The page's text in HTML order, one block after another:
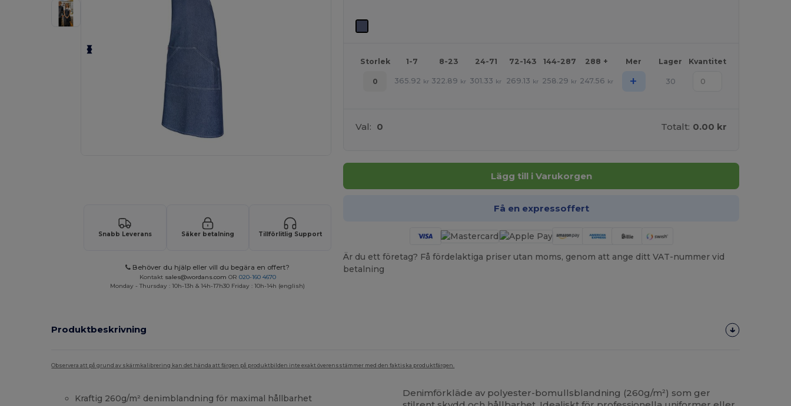
Snabb Leverans Säker betalning Tillförlitlig Support
Behöver du hjälp eller vill du begära en offert?
Kontakt sales@wordans.com OR 020-160 4670
Monday - Thursday : 10h-13h & 14h-17h30 Friday : 10h-14h (english)
Storlek 1-7 8-23 24-71 72-143 144-287 288 + Mer Lager Kvantitet
0 365.92 kr 322.89 kr 301.33 kr 269.13 kr 258.29 kr 247.56 kr + 30
Val: 0 Totalt: 0.00 kr
Lägg till i Varukorgen
Få en expressoffert
Är du ett företag? Få fördelaktiga priser utan moms, genom att ange ditt VAT-nummer vid
betalning
Produktbeskrivning
Observera att på grund av skärmkalibrering kan det hända att färgen på produktbilden inte exakt överensstämmer med den faktiska produktfärgen.
Kraftig 260g/m² denimblandning för maximal hållbarhet
Denimförkläde av polyester-bomullsblandning (260g/m²) som ger